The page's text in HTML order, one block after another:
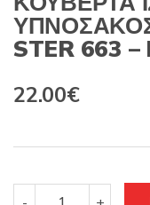
STER 663 –
22.00€
ΚΟΥΒΕΡΤΑ